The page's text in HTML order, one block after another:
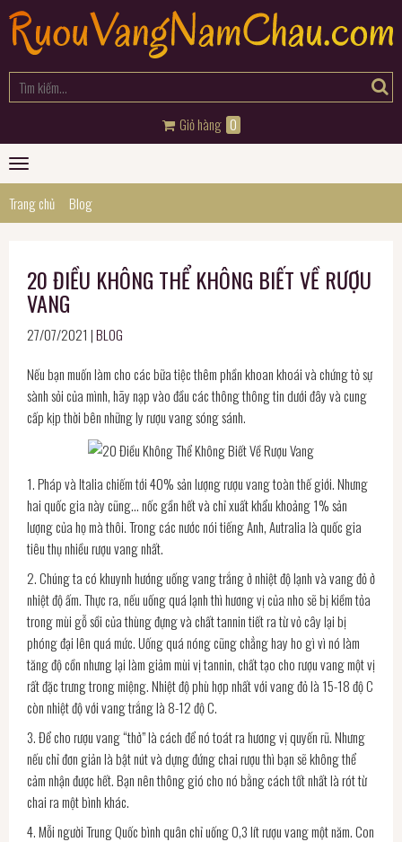
Giỏ hàng 0
Toggle
navigation
Trang chủ Blog
20 ĐIỀU KHÔNG THỂ KHÔNG BIẾT VỀ RƯỢU
VANG
27/07/2021 |BLOG
Nếu bạn muốn làm cho các bữa tiệc thêm phần khoan khoái và chứng tỏ sự
sành sỏi của mình, hãy nạp vào đầu các thông thông tin dưới đây và cung
cấp kịp thời bên những ly rượu vang sóng sánh.
1. Pháp và Italia chiếm tới 40% sản lượng rượu vang toàn thế giới. Nhưng
hai quốc gia này cũng… nốc gần hết và chỉ xuất khẩu khoảng 1% sản
lượng của họ mà thôi. Trong các nước nói tiếng Anh, Autralia là quốc gia
tiêu thụ nhiều rượu vang nhất.
2. Chúng ta có khuynh hướng uống vang trắng ở nhiệt độ lạnh và vang đỏ ở
nhiệt độ ấm. Thực ra, nếu uống quá lạnh thì hương vị của nho sẽ bị kiềm tỏa
trong mùi gỗ sồi của thùng đựng và chất tannin tiết ra từ vỏ cây lại bị
phóng đại lên quá mức. Uống quá nóng cũng chẳng hay ho gì vì nó làm
tăng độ cồn nhưng lại làm giảm mùi vị tannin, chất tạo cho rượu vang một vị
rất đặc trưng trong miệng. Nhiệt độ phù hợp nhất với vang đỏ là 15-18 độ C
còn nhiệt độ với vang trắng là 8-12 độ C.
3. Để cho rượu vang “thở” là cách để nó toát ra hương vị quyến rũ. Nhưng
nếu chỉ đơn giản là bật nút và dựng đứng chai rượu thì bạn sẽ không thể
cảm nhận được hết. Bạn nên thông gió cho nó bằng cách tốt nhất là rót từ
chai ra một bình khác.
​4. Mỗi người Trung Quốc bình quân chỉ uống 0,3 lít rượu vang một năm. Con